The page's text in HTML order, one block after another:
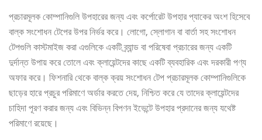
প্রচারমূলক কোম্পানিগুলি উপহারের জন্য এবং কর্পোরেট উপহার প্যাকের অংশ হিসেবে
বাল্ক সংশোধন টেপের উপর নির্ভর করে। লোগো, স্লোগান বা বার্তা সহ সংশোধন
টেপগুলি কাস্টমাইজ করা এগুলিকে একটি ব্র্যান্ড বা পরিষেবা প্রচারের জন্য একটি
দুর্দান্ত উপায় করে তোলে এবং ক্লায়েন্টদের কাছে একটি ব্যবহারিক এবং দরকারী পণ্য
অফার করে। ফিশনারি থেকে বাল্ক ক্রয় সংশোধন টেপ প্রচারমূলক কোম্পানিগুলিকে
ছাড়ের হারে প্রচুর পরিমাণে অর্ডার করতে দেয়, নিশ্চিত করে যে তাদের ক্লায়েন্টদের
চাহিদা পূরণ করার জন্য এবং বিভিন্ন বিপণন ইভেন্টে উপহার প্রদানের জন্য যথেষ্ট
পরিমাণে রয়েছে।